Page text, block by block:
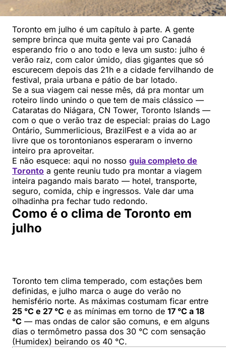
Toronto em julho é um capítulo à parte. A gente
sempre brinca que muita gente vai pro Canadá
esperando frio o ano todo e leva um susto: julho é
verão raiz, com calor úmido, dias gigantes que só
escurecem depois das 21h e a cidade fervilhando de
festival, praia urbana e pátio de bar lotado.
Se a sua viagem cai nesse mês, dá pra montar um
roteiro lindo unindo o que tem de mais clássico —
Cataratas do Niágara, CN Tower, Toronto Islands —
com o que o verão traz de especial: praias do Lago
Ontário, Summerlicious, BrazilFest e a vida ao ar
livre que os torontonianos esperaram o inverno
inteiro pra aproveitar.
E não esquece: aqui no nosso guia completo de
Toronto a gente reuniu tudo pra montar a viagem
inteira pagando mais barato — hotel, transporte,
seguro, comida, chip e ingressos. Vale dar uma
olhadinha pra fechar tudo redondo.
Como é o clima de Toronto em
julho
Toronto tem clima temperado, com estações bem
definidas, e julho marca o auge do verão no
hemisfério norte. As máximas costumam ficar entre
25 °C e 27 °C e as mínimas em torno de 17 °C a 18
°C — mas ondas de calor são comuns, e em alguns
dias o termômetro passa dos 30 °C com sensação
(Humidex) beirando os 40 °C.